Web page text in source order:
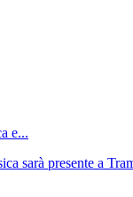
e...
sarà presente a